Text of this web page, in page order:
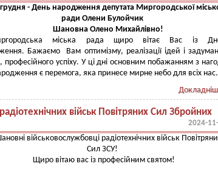
- День народження депутата Миргородської
ради Олени Булойчик
Шановна Олено Михайлівно!
міська рада щиро вітає Вас із
Бажаємо Вам оптимізму, реалізації ідей і
професійного успіху. У ці дні основним побажанням з
є перемога, яка принесе мирне небо для всіх нас.
військ Повітряних Сил Збройних
2024-
військовослужбовці радіотехнічних військ
Сил ЗСУ!
Щиро вітаю вас із професійним святом!